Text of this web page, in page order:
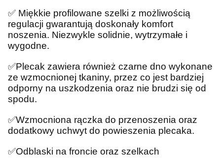
✅ Miękkie profilowane szelki z możliwością
regulacji gwarantują doskonały komfort
noszenia. Niezwykle solidnie, wytrzymałe i
wygodne.
✅Plecak zawiera również czarne dno wykonane
ze wzmocnionej tkaniny, przez co jest bardziej
odporny na uszkodzenia oraz nie brudzi się od
spodu.
✅Wzmocniona rączka do przenoszenia oraz
dodatkowy uchwyt do powieszenia plecaka.
✅Odblaski na froncie oraz szelkach